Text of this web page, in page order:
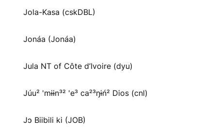
Jola-Kasa (cskDBL)
Jonáa (Jonáa)
Jula NT of Côte d’Ivoire (dyu)
Júu² 'mɨɨn³² 'e³ ca²³ŋɨń² Dios (cnl)
Jɔ Biibili ki (JOB)